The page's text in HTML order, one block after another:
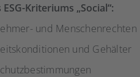
Kriteriums „Social“:
und Menschenrechten
und Gehälter